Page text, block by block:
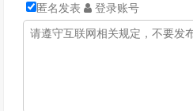
匿名发表 登录账号